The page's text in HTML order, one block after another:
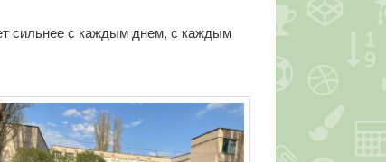
сильнее с каждым днем, с каждым